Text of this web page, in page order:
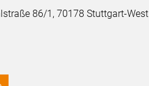
86/1, 70178 Stuttgart-West